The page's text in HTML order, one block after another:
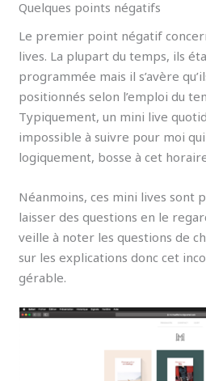
Quelques points négatifs
Le premier point négatif
lives. La plupart du temps, ils
programmée mais il s’avère
positionnés selon l’emploi du
Typiquement, un mini live
impossible à suivre pour moi
logiquement, bosse à cet
Néanmoins, ces mini lives sont
laisser des questions en le
veille à noter les questions de
sur les explications donc cet
gérable.